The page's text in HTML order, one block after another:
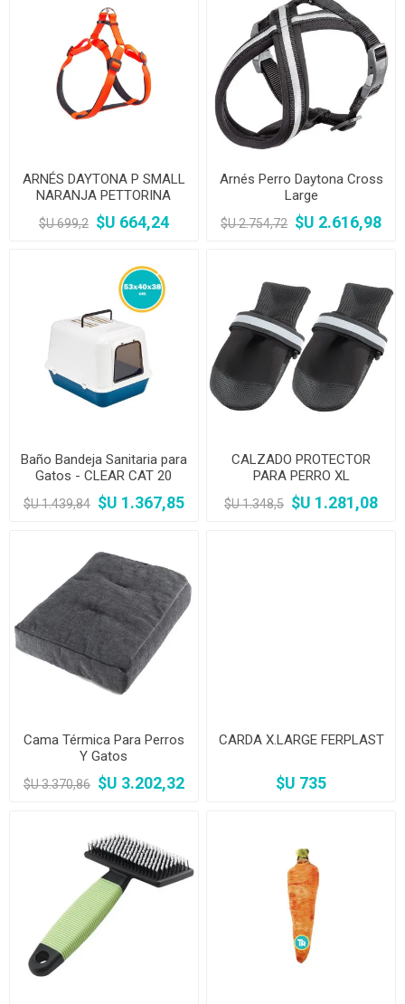
ARNÉS DAYTONA P SMALL
NARANJA PETTORINA
$U 699,2 $U 664,24
Arnés Perro Daytona Cross
Large
$U 2.754,72 $U 2.616,98
Baño Bandeja Sanitaria para
Gatos - CLEAR CAT 20
$U 1.439,84 $U 1.367,85
CALZADO PROTECTOR
PARA PERRO XL
$U 1.348,5 $U 1.281,08
Cama Térmica Para Perros
Y Gatos
$U 3.370,86 $U 3.202,32
CARDA X.LARGE FERPLAST
$U 735